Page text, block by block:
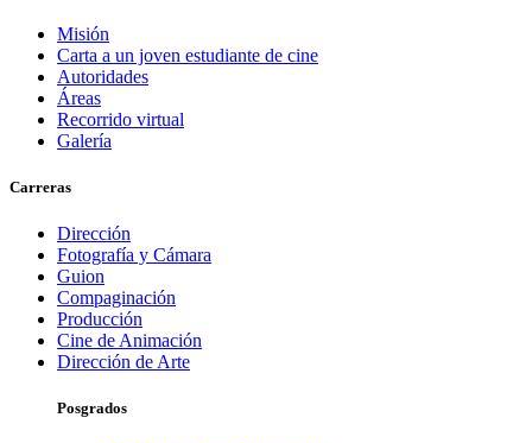
Misión
Carta a un joven estudiante de cine
Autoridades
Áreas
Recorrido virtual
Galería
Carreras
Dirección
Fotografía y Cámara
Guion
Compaginación
Producción
Cine de Animación
Dirección de Arte
Posgrados